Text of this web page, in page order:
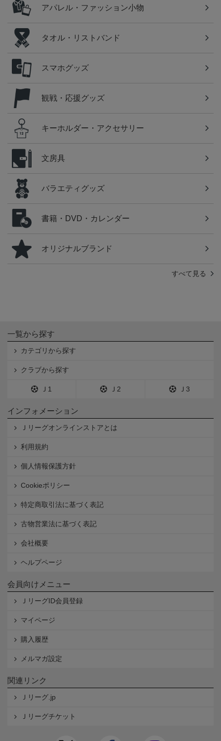
アパレル・ファッション小物
タオル・リストバンド
スマホグッズ
観戦・応援グッズ
キーホルダー・アクセサリー
文房具
バラエティグッズ
書籍・DVD・カレンダー
オリジナルブランド
すべて見る
一覧から探す
カテゴリから探す
クラブから探す
Ｊ1 Ｊ2 Ｊ3
インフォメーション
Ｊリーグオンラインストアとは
利用規約
個人情報保護方針
Cookieポリシー
特定商取引法に基づく表記
古物営業法に基づく表記
会社概要
ヘルプページ
会員向けメニュー
ＪリーグID会員登録
マイページ
購入履歴
メルマガ設定
関連リンク
Ｊリーグ.jp
Ｊリーグチケット